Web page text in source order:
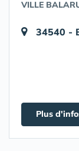
VILLE
34540 -
Plus